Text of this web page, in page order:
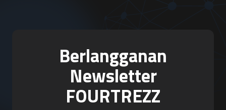
Berlangganan
Newsletter
FOURTREZZ